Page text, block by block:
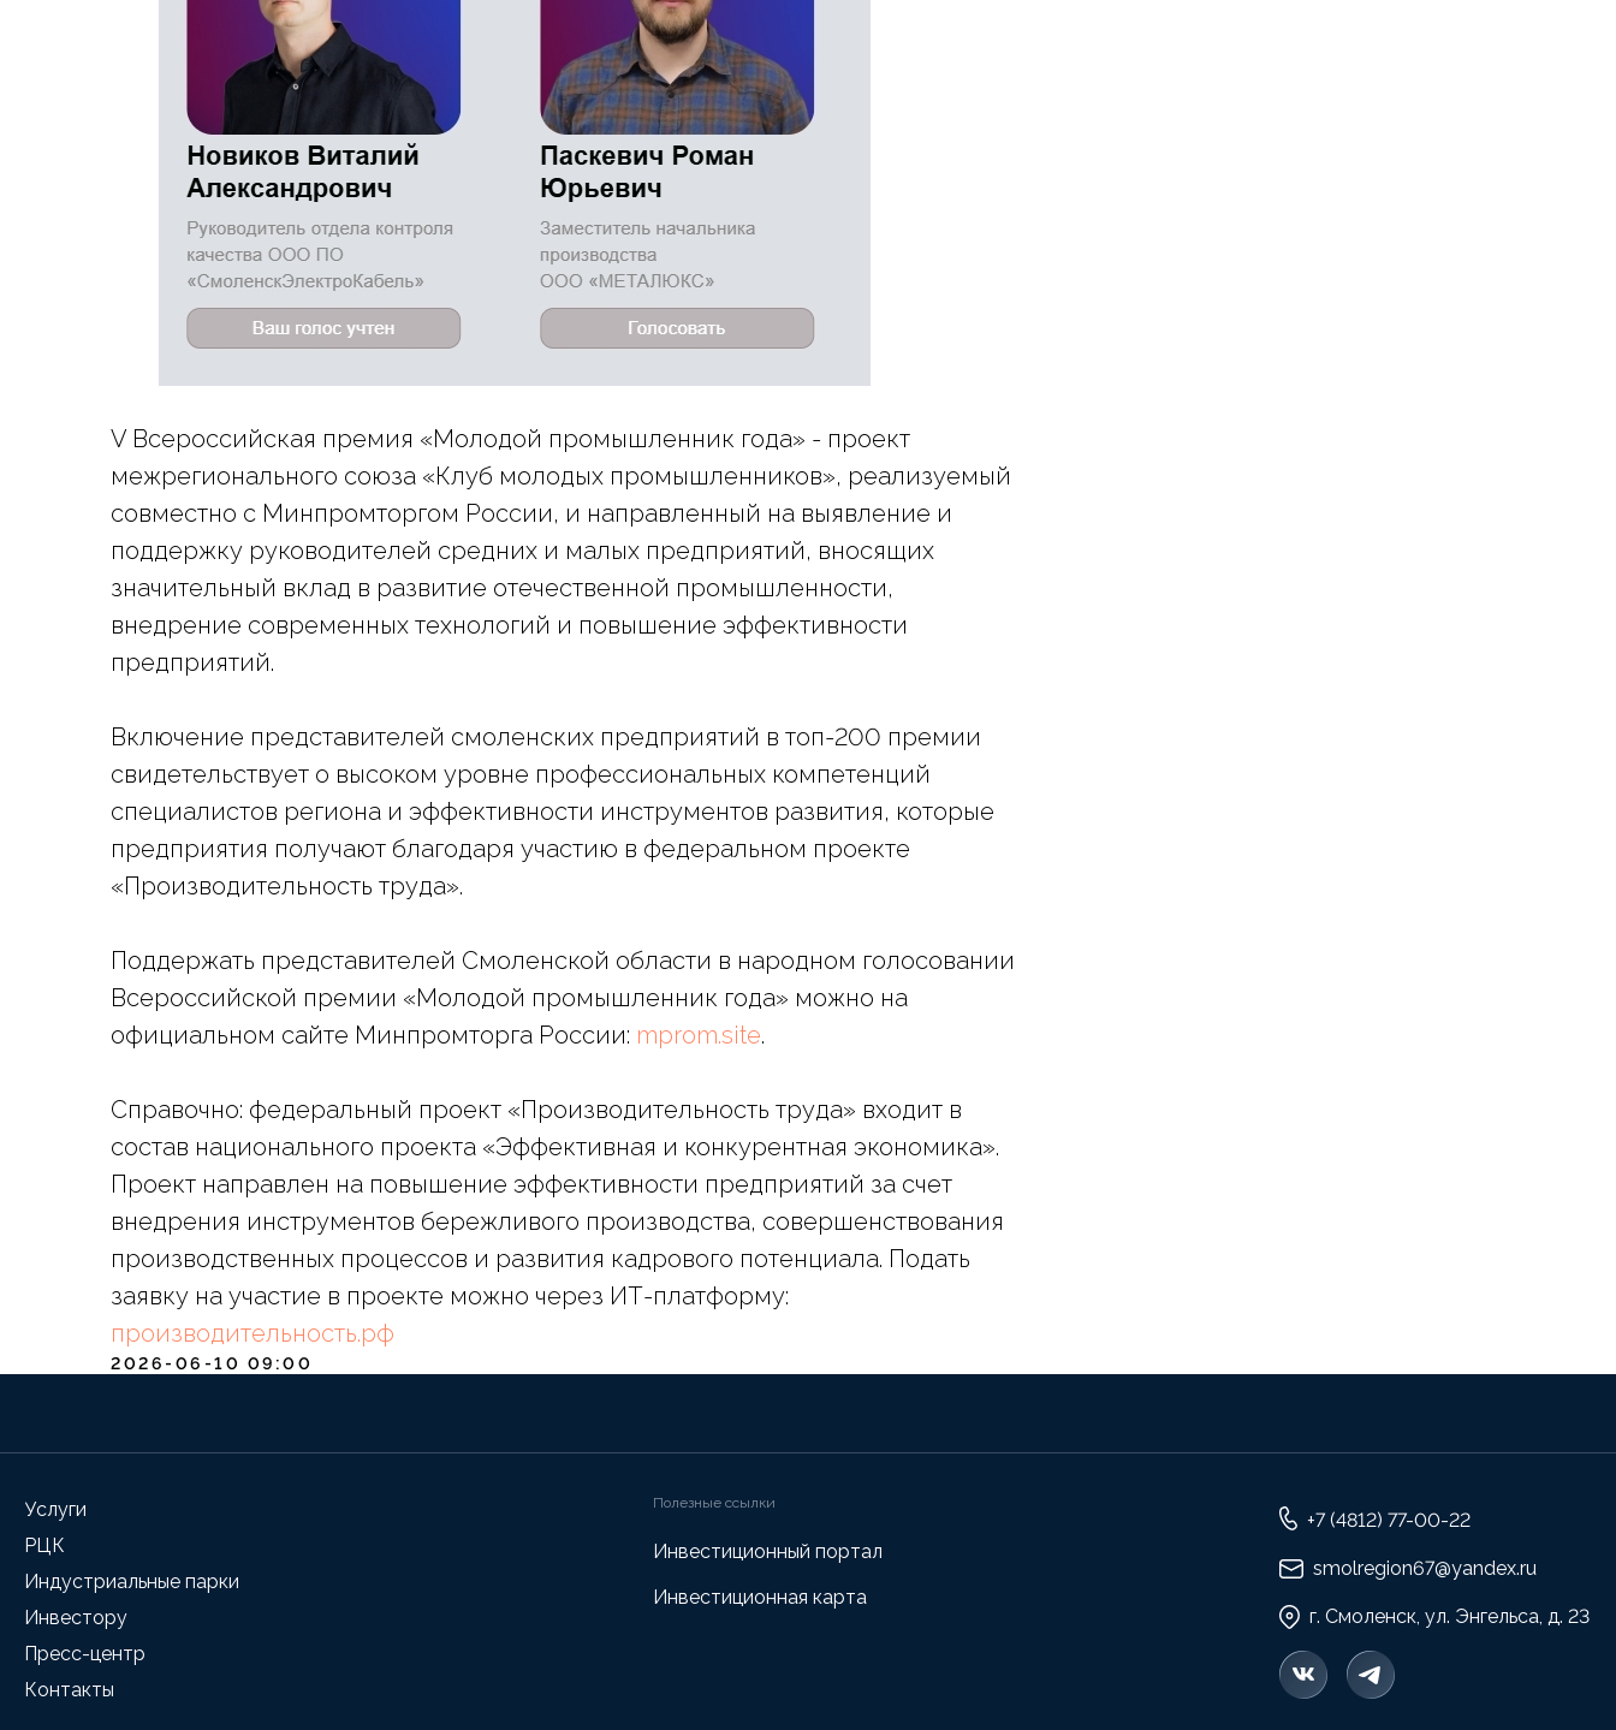
V Всероссийская премия «Молодой промышленник года» - проект
межрегионального союза «Клуб молодых промышленников», реализуемый
совместно с Минпромторгом России, и направленный на выявление и
поддержку руководителей средних и малых предприятий, вносящих
значительный вклад в развитие отечественной промышленности,
внедрение современных технологий и повышение эффективности
предприятий.
Включение представителей смоленских предприятий в топ-200 премии
свидетельствует о высоком уровне профессиональных компетенций
специалистов региона и эффективности инструментов развития, которые
предприятия получают благодаря участию в федеральном проекте
«Производительность труда».
Поддержать представителей Смоленской области в народном голосовании
Всероссийской премии «Молодой промышленник года» можно на
официальном сайте Минпромторга России: mprom.site.
Справочно: федеральный проект «Производительность труда» входит в
состав национального проекта «Эффективная и конкурентная экономика».
Проект направлен на повышение эффективности предприятий за счет
внедрения инструментов бережливого производства, совершенствования
производственных процессов и развития кадрового потенциала. Подать
заявку на участие в проекте можно через ИТ-платформу:
производительность.рф
2026-06-10 09:00
+7 (4812) 77-00-22
smolregion67@yandex.ru
г. Смоленск, ул. Энгельса, д. 23
Услуги
РЦК
Индустриальные парки
Инвестору
Пресс-центр
Контакты
Инвестиционная карта
Инвестиционный портал
Полезные ссылки
Цифровой инвестиционный
помощник
AI инвест-помощник онлайн
↻ ×